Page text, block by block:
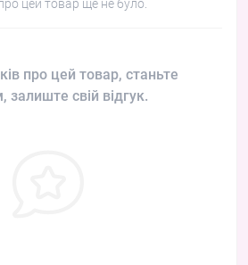
про цей товар ще не було.
про цей товар, станьте
залиште свій відгук.